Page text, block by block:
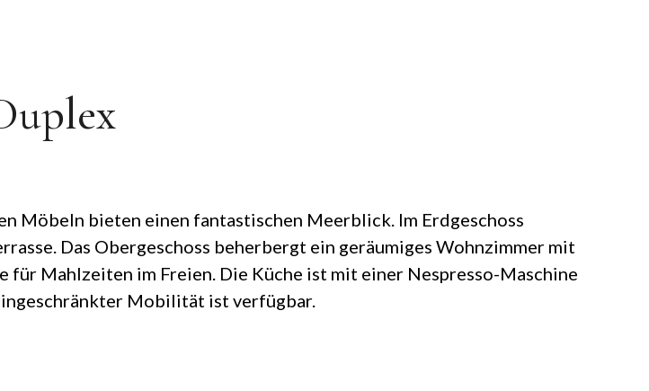
Möbeln bieten einen fantastischen Meerblick. Im Erdgeschoss
Das Obergeschoss beherbergt ein geräumiges Wohnzimmer mit
für Mahlzeiten im Freien. Die Küche ist mit einer Nespresso-Maschine
Mobilität ist verfügbar.